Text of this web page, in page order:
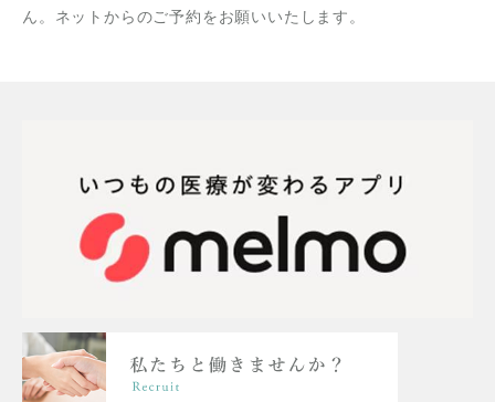
ん。ネットからのご予約をお願いいたします。